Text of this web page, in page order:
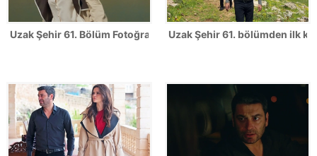
Uzak Şehir 61. Bölüm Fotoğrafları Uzak Şehir 61. bölümden ilk